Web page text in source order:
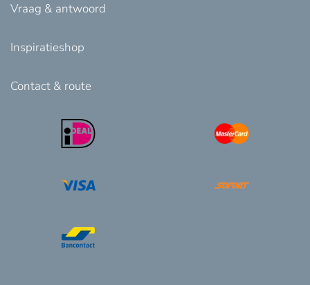
Vraag & antwoord
Inspiratieshop
Contact & route